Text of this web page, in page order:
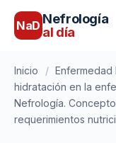
NaD Nefrología
al día
Inicio / Enfermedad
hidratación en la
Nefrología.
requerimientos